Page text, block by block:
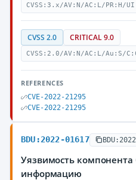
CVSS:3.x/AV:N/AC:L/PR:H/
CVSS 2.0 CRITICAL 9.0
CVSS:2.0/AV:N/AC:L/Au:S/
REFERENCES
CVE-2022-21295
CVE-2022-21295
BDU:2022-01617
Уязвимость
информацию